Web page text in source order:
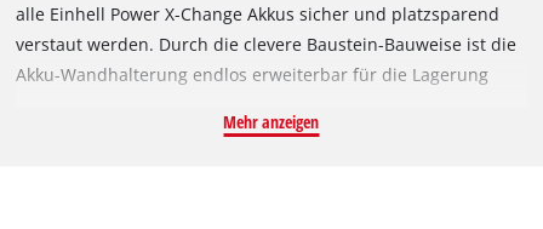
alle Einhell Power X-Change Akkus sicher und platzsparend
verstaut werden. Durch die clevere Baustein-Bauweise ist die
Akku-Wandhalterung endlos erweiterbar für die Lagerung
für jede Werkstatt. Eine einfache Montage wird ermöglicht
Mehr anzeigen